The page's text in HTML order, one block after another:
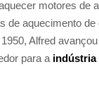
motores de
de aquecimento de
Alfred
para a indústria